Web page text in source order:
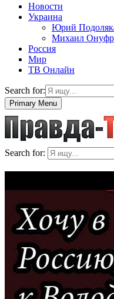
Новости
Украина
Юрий
Михаил
Россия
Мир
ТВ Онлайн
Search for:
Primary Menu
Search for: